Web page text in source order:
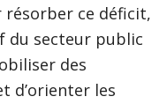
résorber ce déficit,
du secteur public
des
d’orienter les